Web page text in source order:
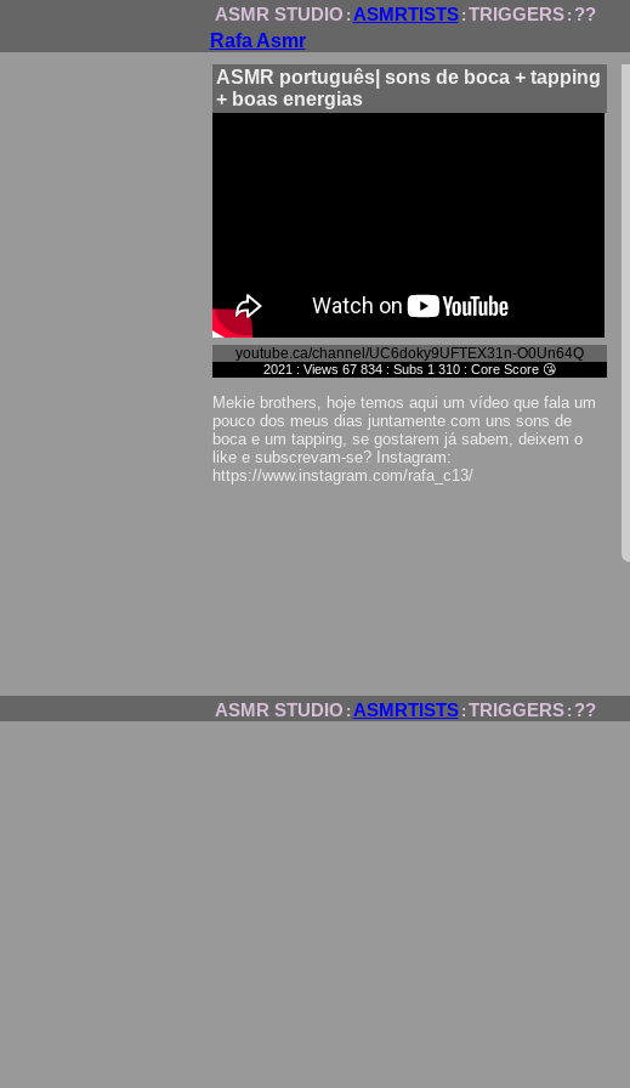
ASMR STUDIO : ASMRTISTS : TRIGGERS : ??
Rafa Asmr
ASMR português| sons de boca + tapping
+ boas energias
youtube.ca/channel/UC6doky9UFTEX31n-O0Un64Q
2021 : Views 67 834 : Subs 1 310 : Core Score 😘
Mekie brothers, hoje temos aqui um vídeo que fala um
pouco dos meus dias juntamente com uns sons de
boca e um tapping, se gostarem já sabem, deixem o
like e subscrevam-se? Instagram:
https://www.instagram.com/rafa_c13/
ASMR STUDIO : ASMRTISTS : TRIGGERS : ??